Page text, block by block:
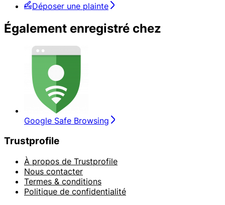
Déposer une plainte
Également enregistré chez
Google Safe Browsing
Trustprofile
À propos de Trustprofile
Nous contacter
Termes & conditions
Politique de confidentialité